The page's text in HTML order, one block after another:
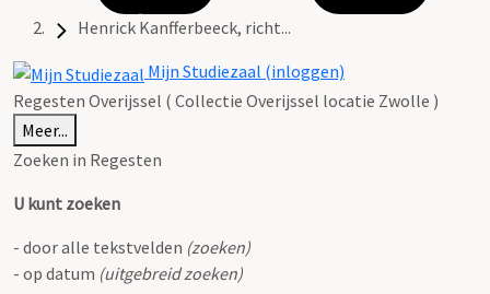
Henrick Kanfferbeeck, richt...
Mijn Studiezaal (inloggen)
Regesten Overijssel ( Collectie Overijssel locatie Zwolle )
Meer...
Zoeken in Regesten
U kunt zoeken
- door alle tekstvelden (zoeken)
- op datum (uitgebreid zoeken)